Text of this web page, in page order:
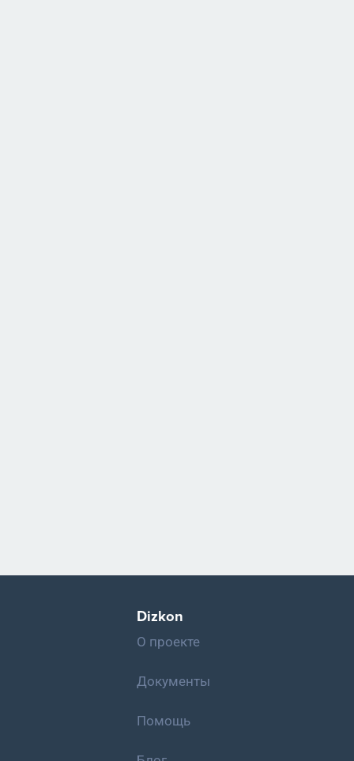
Dizkon
О проекте
Документы
Помощь